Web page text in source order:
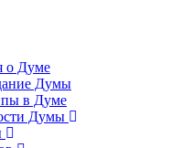
о Думе
Думы
в Думе
Думы